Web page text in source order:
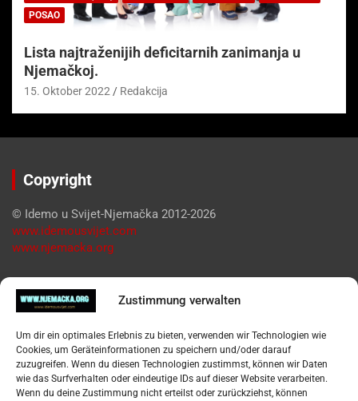
Zustimmung verwalten
Um dir ein optimales Erlebnis zu bieten, verwenden wir Technologien wie
Cookies, um Geräteinformationen zu speichern und/oder darauf
zuzugreifen. Wenn du diesen Technologien zustimmst, können wir Daten
wie das Surfverhalten oder eindeutige IDs auf dieser Website verarbeiten.
Wenn du deine Zustimmung nicht erteilst oder zurückziehst, können
POSAO
Lista najtraženijih deficitarnih zanimanja u
Njemačkoj.
15. Oktober 2022 Redakcija
Copyright
© Idemo u Svijet-Njemačka 2012-2026
www.idemousvijet.com
www.njemacka.org
Pregled
Datenschutzerklärung
Widerufsbelehrung
Oglašavanje / Postavite svoj oglas